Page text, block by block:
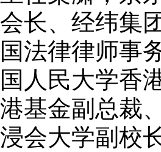
会长、经纬集
国法律律师事
国人民大学香
港基金副总裁
浸会大学副校